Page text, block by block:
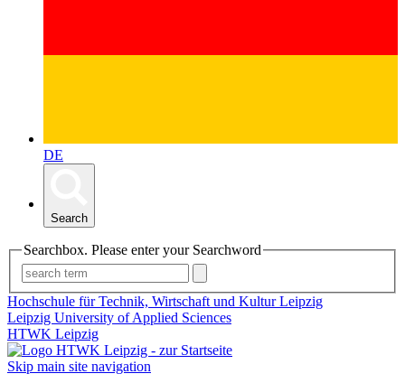
DE
Search
Searchbox. Please enter your Searchword
Hochschule für Technik, Wirtschaft und Kultur Leipzig
Leipzig University of Applied Sciences
HTWK Leipzig
Skip main site navigation